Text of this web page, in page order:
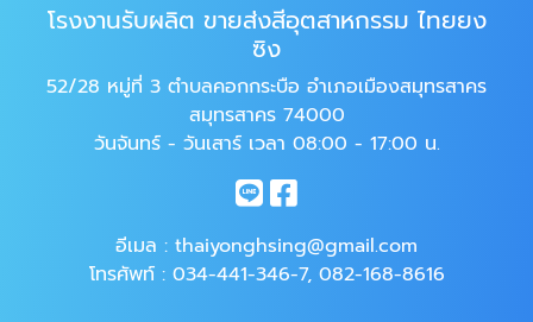
โรงงานรับผลิต ขายส่งสีอุตสาหกรรม ไทยยง
ซิง
52/28 หมู่ที่ 3 ตำบลคอกกระบือ อำเภอเมืองสมุทรสาคร
สมุทรสาคร 74000
วันจันทร์ - วันเสาร์ เวลา 08:00 - 17:00 น.
อีเมล : thaiyonghsing@gmail.com
โทรศัพท์ : 034-441-346-7, 082-168-8616